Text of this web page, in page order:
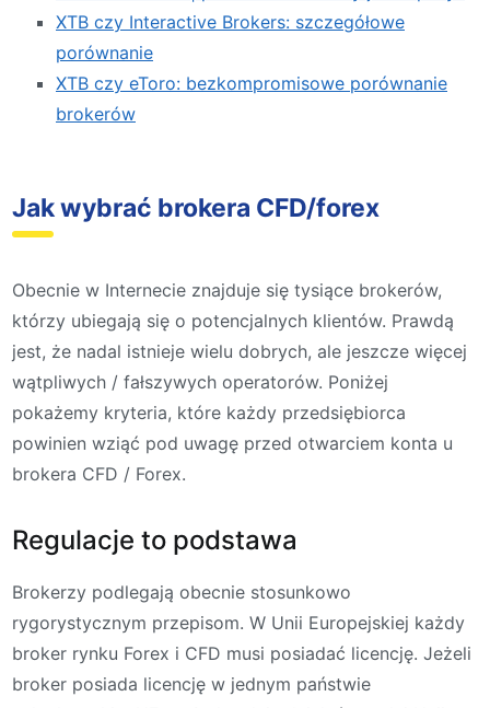
XTB czy Interactive Brokers: szczegółowe
porównanie
XTB czy eToro: bezkompromisowe porównanie
brokerów
Jak wybrać brokera CFD/forex
Obecnie w Internecie znajduje się tysiące brokerów,
którzy ubiegają się o potencjalnych klientów. Prawdą
jest, że nadal istnieje wielu dobrych, ale jeszcze więcej
wątpliwych / fałszywych operatorów. Poniżej
pokażemy kryteria, które każdy przedsiębiorca
powinien wziąć pod uwagę przed otwarciem konta u
brokera CFD / Forex.
Regulacje to podstawa
Brokerzy podlegają obecnie stosunkowo
rygorystycznym przepisom. W Unii Europejskiej każdy
broker rynku Forex i CFD musi posiadać licencję. Jeżeli
broker posiada licencję w jednym państwie